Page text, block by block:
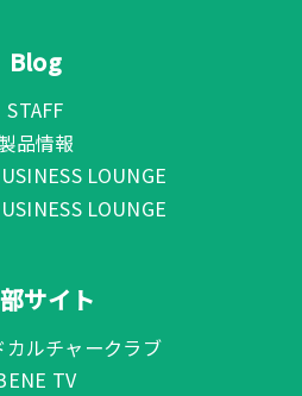
Blog
STAFF
品情報
LOUNGE
LOUNGE
サイト
カルチャークラブ
TV